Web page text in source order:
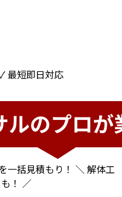
最短即日対応
一括見積もり！ ＼ 解体工
！ ／